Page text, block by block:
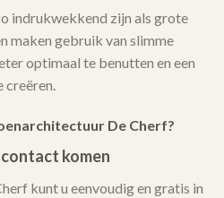
indrukwekkend zijn als grote
maken gebruik van slimme
optimaal te benutten en een
De Cherf?
komen
kunt u eenvoudig en gratis in